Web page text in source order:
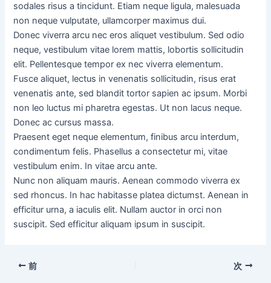
sodales risus a tincidunt. Etiam neque ligula, malesuada
non neque vulputate, ullamcorper maximus dui.
Donec viverra arcu nec eros aliquet vestibulum. Sed odio
neque, vestibulum vitae lorem mattis, lobortis sollicitudin
elit. Pellentesque tempor ex nec viverra elementum.
Fusce aliquet, lectus in venenatis sollicitudin, risus erat
venenatis ante, sed blandit tortor sapien ac ipsum. Morbi
non leo luctus mi pharetra egestas. Ut non lacus neque.
Donec ac cursus massa.
Praesent eget neque elementum, finibus arcu interdum,
condimentum felis. Phasellus a consectetur mi, vitae
vestibulum enim. In vitae arcu ante.
Nunc non aliquam mauris. Aenean commodo viverra ex
sed rhoncus. In hac habitasse platea dictumst. Aenean in
efficitur urna, a iaculis elit. Nullam auctor in orci non
suscipit. Sed efficitur aliquam ipsum in suscipit.
前 次